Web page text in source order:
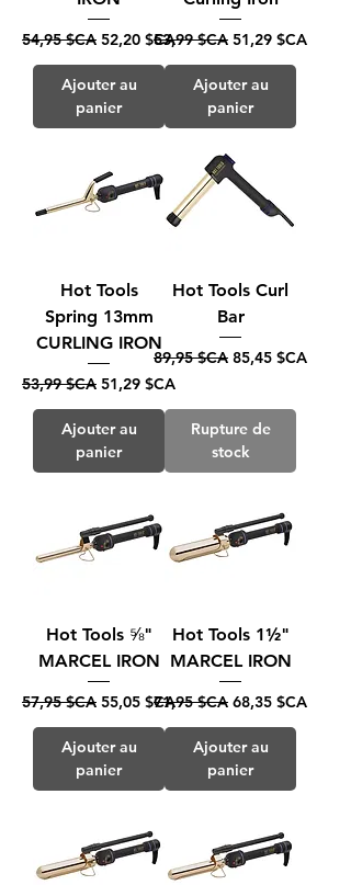
Prix original
54,95 $CA Prix promotionnel
52,20 $CA
Ajouter au
panier
Prix original
53,99 $CA Prix
51,29 $CA
Ajouter au
panier
Hot Tools
Spring 13mm
CURLING IRON
Prix original
53,99 $CA Prix promotionnel
51,29 $CA
Ajouter au
panier
Hot Tools Curl
Bar
Prix original
89,95 $CA Prix
85,45 $CA
Rupture de
stock
Hot Tools ⅝"
MARCEL IRON
Prix original
57,95 $CA Prix promotionnel
55,05 $CA
Ajouter au
panier
Hot Tools 1½"
MARCEL IRON
Prix original
71,95 $CA Prix
68,35 $CA
Ajouter au
panier